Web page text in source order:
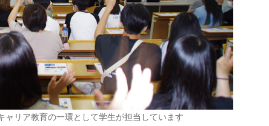
ャリア教育の一環として学生が担当しています